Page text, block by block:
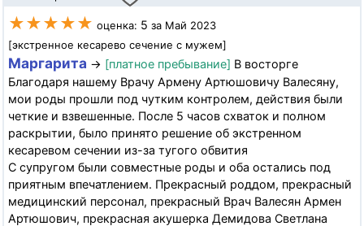
★★★★★ оценка: 5 за Май 2023
[экстренное кесарево сечение с мужем]
Маргарита → [платное пребывание] В восторге
Благодаря нашему Врачу Армену Артюшовичу Валесяну,
мои роды прошли под чутким контролем, действия были
четкие и взвешенные. После 5 часов схваток и полном
раскрытии, было принято решение об экстренном
кесаревом сечении из-за тугого обвития
С супругом были совместные роды и оба остались под
приятным впечатлением. Прекрасный роддом, прекрасный
медицинский персонал, прекрасный Врач Валесян Армен
Артюшович, прекрасная акушерка Демидова Светлана